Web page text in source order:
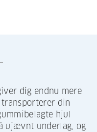
dig endnu mere
din
hjul
ujævnt underlag, og